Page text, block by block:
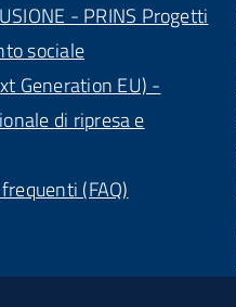
- PRINS Progetti
sociale
Generation EU) -
di ripresa e
(FAQ)